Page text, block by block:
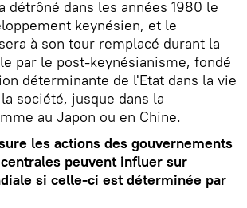
détrôné dans les années 1980 le
keynésien, et le
à son tour remplacé durant la
par le post-keynésianisme, fondé
déterminante de l'Etat dans la vie
société, jusque dans la
au Japon ou en Chine.
les actions des gouvernements
peuvent influer sur
si celle-ci est déterminée par